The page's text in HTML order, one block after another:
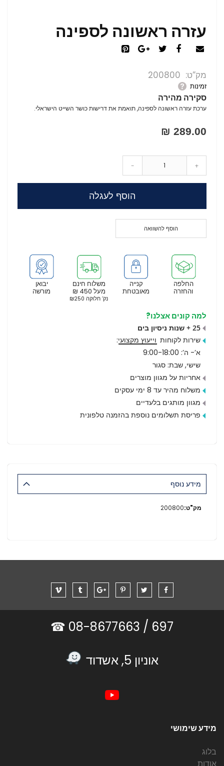
עזרה ראשונה לספינה
מק”ט 200800
זמינות
סקירה מהירה
ערכת עזרה ראשונה לספינה, תואמת את דרישות כושר השייט הישראלי.
289.00 ₪
- +
הוסף לעגלה
הוסף להשוואה
יבואן
מורשה
משלוח חינם
מעל 450 ₪
נק’ חלוקה ₪250
קנייה
מאובטחת
החלפה
והחזרה
למה קונים אצלנו?
25 + שנות ניסיון בים
שירות לקוחות וייעוץ מקצועי:
א’- ה’: 9:00-18:00
שישי, שבת: סגור
אחריות על מגוון מוצרים
משלוח מהיר עד 8 ימי עסקים
מגוון מותגים בלעדיים
פריסת תשלומים נוספת בהזמנה טלפונית
מידע נוסף
מידע
200800
697 /
אוניון 5, אשדוד
מידע שימושי
בלוג
אודות